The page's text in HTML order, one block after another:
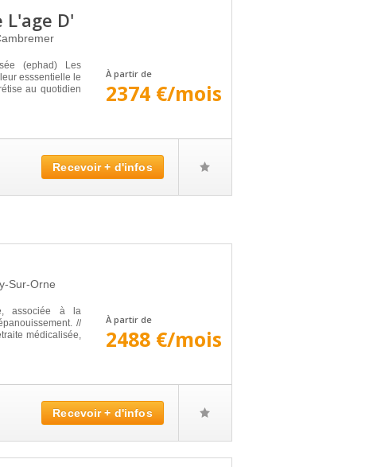
L'age D'
(ephad) Les
esssentielle le
au quotidien
À partir de
2374 €/mois
Recevoir + d'infos
Sur-Orne
associée à la
//
médicalisée,
À partir de
2488 €/mois
Recevoir + d'infos